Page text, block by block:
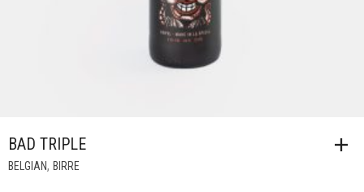
BAD TRIPLE
BELGIAN, BIRRE